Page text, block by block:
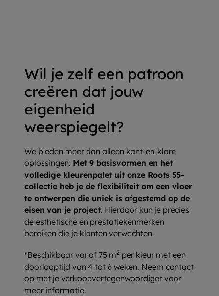
Wil je zelf een patroon
creëren dat jouw
eigenheid
weerspiegelt?
We bieden meer dan alleen kant-en-klare
oplossingen. Met 9 basisvormen en het
volledige kleurenpalet uit onze Roots 55-
collectie heb je de flexibiliteit om een vloer
te ontwerpen die uniek is afgestemd op de
eisen van je project. Hierdoor kun je precies
de esthetische en prestatiekenmerken
bereiken die je klanten verwachten.
*Beschikbaar vanaf 75 m2 per kleur met een
doorlooptijd van 4 tot 6 weken. Neem contact
op met je verkoopvertegenwoordiger voor
meer informatie.